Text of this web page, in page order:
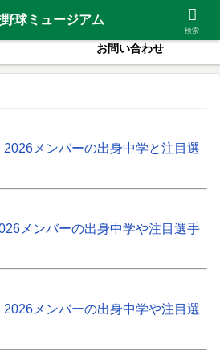
紹介高校一覧
お問い合わせ
メンバーの出身中学と注目選
メンバーの出身中学や注目選手
メンバーの出身中学や注目選
球ミュージアム
検索